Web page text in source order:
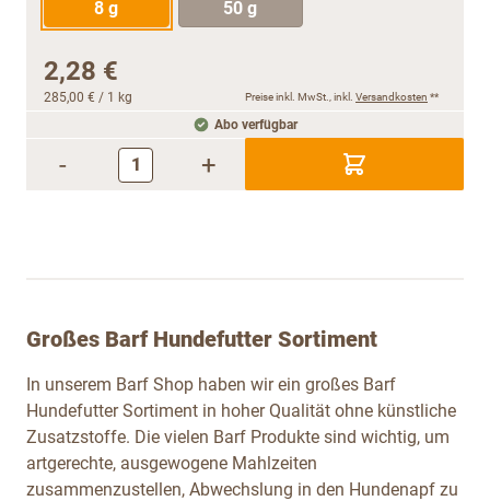
8 g 50 g
2,28 €
285,00 € / 1 kg Preise inkl. MwSt., inkl. Versandkosten **
Abo verfügbar
- +
Großes Barf Hundefutter Sortiment
In unserem Barf Shop haben wir ein großes Barf
Hundefutter Sortiment in hoher Qualität ohne künstliche
Zusatzstoffe. Die vielen Barf Produkte sind wichtig, um
artgerechte, ausgewogene Mahlzeiten
zusammenzustellen, Abwechslung in den Hundenapf zu